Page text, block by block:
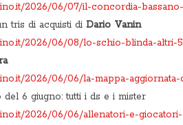
2026/06/07/il-concordia-
tris di acquisti di Dario Vanin
2026/06/08/lo-schio-blinda-altri-
2026/06/06/la-mappa-
del 6 giugno: tutti i ds e i mister
2026/06/06/allenatori-e-